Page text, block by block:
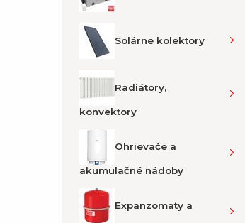
Solárne kolektory
Radiátory,
konvektory
Ohrievače a
akumulačné nádoby
Expanzomaty a